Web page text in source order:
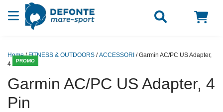
Vai al contenuto
PROMO
Home/FITNESS & OUTDOORS /ACCESSORI / Garmin AC/PC US Adapter,
4 Pin
Garmin AC/PC US Adapter, 4
Pin